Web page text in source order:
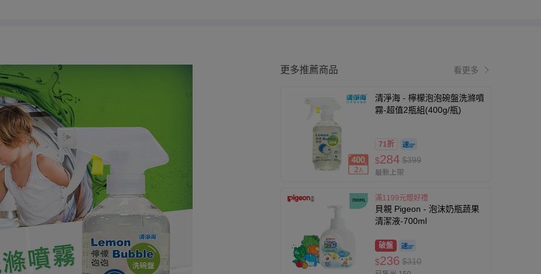
更多推薦商品 看更多
清淨海 - 檸檬泡泡碗盤洗滌噴
霧-超值2瓶組(400g/瓶)
71折
$284 $399
最新上架
滿1199元贈好禮
貝親 Pigeon - 泡沫奶瓶蔬果
清潔液-700ml
破盤
$236 $310